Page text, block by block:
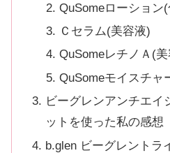
QuSomeローション
Ｃセラム(美容液)
QuSomeレチノＡ(
QuSomeモイスチャ
ビーグレンアンチエイ
ットを使った私の感想
b.glen ビーグレントラ